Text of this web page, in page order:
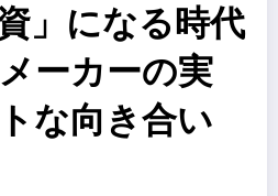
」になる時代
ーカーの実
な向き合い